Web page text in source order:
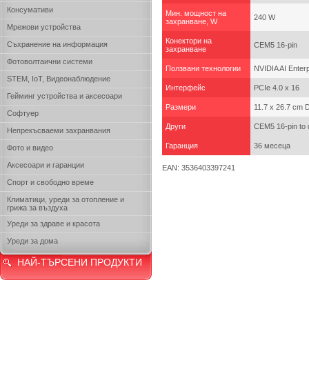
Консумативи
Мрежови устройства
Съхранение на информация
Фотоволтаични системи
STEM, IoT, Видеонаблюдение
Гейминг устройства и аксесоари
Софтуер
Непрекъсваеми захранвания
Фото и видео
Аксесоари и гаранции
Спорт и свободно време
Климатици, уреди за отопление и
грижа за въздуха
Уреди за здраве и красота
Уреди за дома
НАЙ-ТЪРСЕНИ ПРОДУКТИ
Мин. мощност на
захранване, W
240 W
Конектори на
захранване
CEM5 16-pin
Ползвани технологии NVIDIA AI
Интерфейс PCIe 4.0 x 16
Размери 11.7 x 26.7 cm
Други CEM5 16-pin to
Гаранция 36 месеца
EAN: 3536403397241